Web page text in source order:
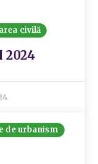
civilă
2024
de urbanism